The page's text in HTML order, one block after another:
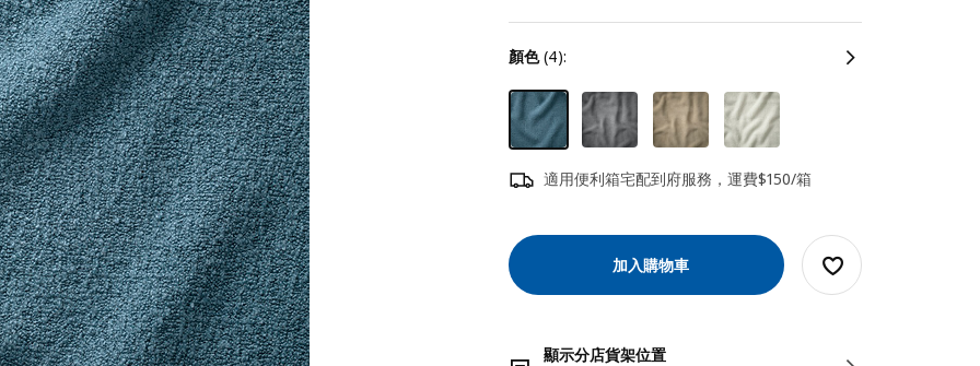
顏色(4):
適用便利箱宅配到府服務，運費$150/箱
加入購物車
顯示分店貨架位置